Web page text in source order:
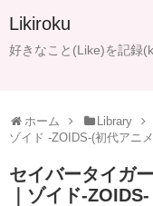
Likiroku
好きなこと(Like)を記録
ホーム Library
ゾイド -ZOIDS-(初代アニ
セイバータイガ
｜ゾイド-